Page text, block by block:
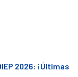
2026: ¡Últimas